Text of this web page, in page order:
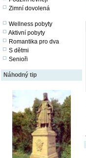
Zimní dovolená
Wellness pobyty
Aktivní pobyty
Romantika pro dva
S dětmi
Senioři
Náhodný tip